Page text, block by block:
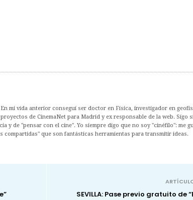
mi vida anterior conseguí ser doctor en Física, investigador en
de CinemaNet para Madrid y ex responsable de la web. Sigo
y de "pensar con el cine". Yo siempre digo que no soy "cinéfilo": me
compartidas" que son fantásticas herramientas para transmitir ideas.
SEVILLA: Pase previo gratuito de